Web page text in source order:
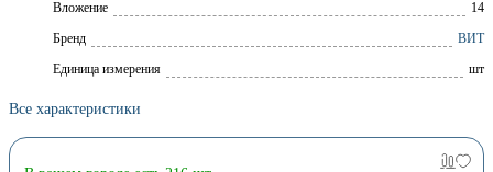
Вложение
14
Брeнд
ВИТ
Единица измерения
шт
Все характеристики